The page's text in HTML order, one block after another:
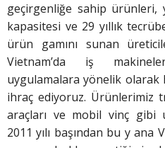
geçirgenliğe sahip ürünleri,
kapasitesi ve 29 yıllık
ürün gamını sunan
Vietnam’da iş
uygulamalara yönelik
ihraç ediyoruz. Ürünlerimiz
araçları ve mobil vinç gibi
2011 yılı başından bu y ana